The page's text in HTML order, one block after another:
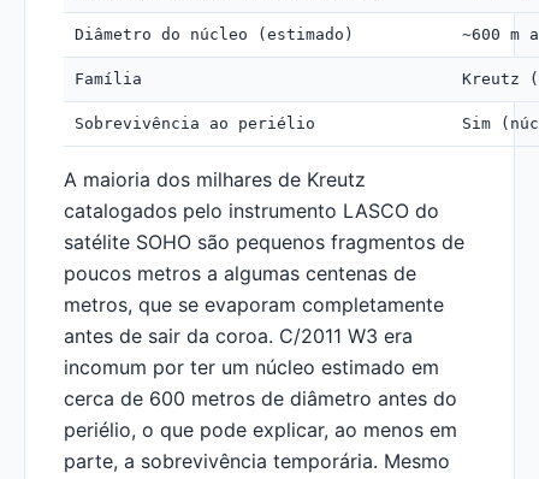
Diâmetro do núcleo (estimado) ~600 m
Família Kreutz
Sobrevivência ao periélio Sim
A maioria dos milhares de Kreutz
catalogados pelo instrumento LASCO do
satélite SOHO são pequenos fragmentos de
poucos metros a algumas centenas de
metros, que se evaporam completamente
antes de sair da coroa. C/2011 W3 era
incomum por ter um núcleo estimado em
cerca de 600 metros de diâmetro antes do
periélio, o que pode explicar, ao menos em
parte, a sobrevivência temporária. Mesmo